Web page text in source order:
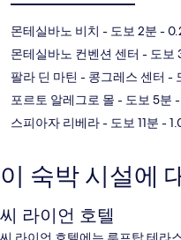
몬테실바노 비치 - 도보 2분 -
몬테실바노 컨벤션 센터 - 도보
팔라 딘 마틴 - 콩그레스 센터 -
포르토 알레그로 몰 - 도보 5분
스피아자 리베라- 도보 11분 -
이 숙박 시설에
씨 라이언 호텔